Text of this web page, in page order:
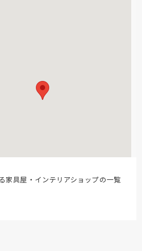
家具屋・インテリアショップの一覧